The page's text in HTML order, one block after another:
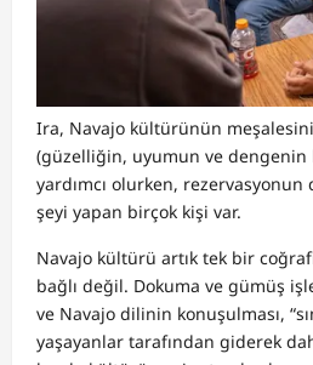
Ira, Navajo kültürünün meşalesini
(güzelliğin, uyumun ve dengenin
yardımcı olurken, rezervasyonun
şeyi yapan birçok kişi var.
Navajo kültürü artık tek bir coğrafi
bağlı değil. Dokuma ve gümüş
ve Navajo dilinin konuşulması,
yaşayanlar tarafından giderek